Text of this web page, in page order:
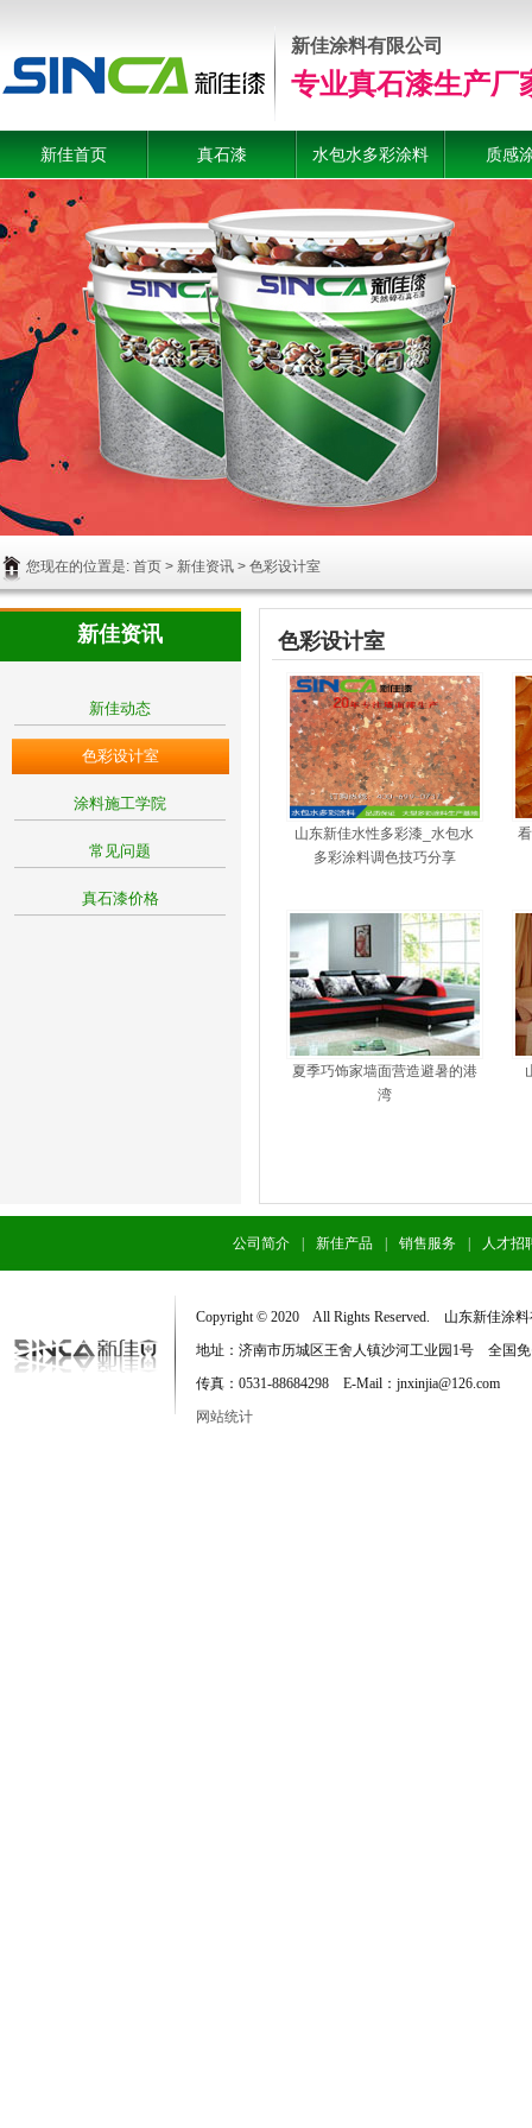
新佳涂料有限公司
专业真石漆生产厂
新佳首页 真石漆 水包水多彩涂料 质感
您现在的位置是: 首页 > 新佳资讯 > 色彩设计室
新佳资讯
新佳动态
色彩设计室
涂料施工学院
常见问题
真石漆价格
色彩设计室
山东新佳水性多彩漆_水包水
多彩涂料调色技巧分享
夏季巧饰家墙面营造避暑的港
湾
公司简介 新佳产品 销售服务 人才招
Copyright © 2020 All Rights Reserved. 山东新佳涂
地址：济南市历城区王舍人镇沙河工业园1号 全国
传真：0531-88684298 E-Mail：jnxinjia@126.com
网站统计